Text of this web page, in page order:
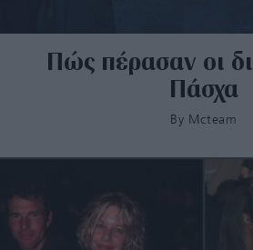
Πώς πέρασαν οι
Πάσχα
By Mcteam